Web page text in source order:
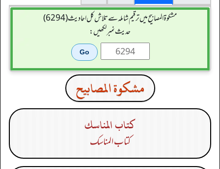
مشکوۃ المصابیح میں ترقیم شاملہ سے تلاش کل احادیث (6294)
حدیث نمبر لکھیں:
مشكوة المصابيح
كتاب المناسك
كتاب المناسك